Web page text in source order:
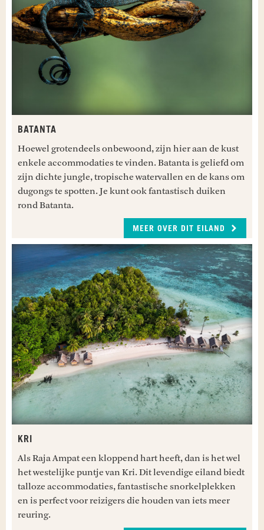
BATANTA
Hoewel grotendeels onbewoond, zijn hier aan de kust
enkele accommodaties te vinden. Batanta is geliefd om
zijn dichte jungle, tropische watervallen en de kans om
dugongs te spotten. Je kunt ook fantastisch duiken
rond Batanta.
MEER OVER DIT EILAND
KRI
Als Raja Ampat een kloppend hart heeft, dan is het wel
het westelijke puntje van Kri. Dit levendige eiland biedt
talloze accommodaties, fantastische snorkelplekken
en is perfect voor reizigers die houden van iets meer
reuring.